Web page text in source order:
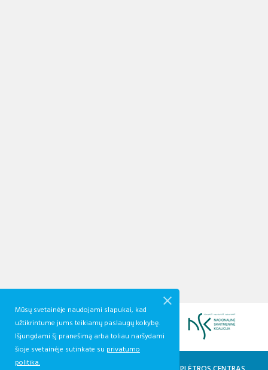
Mūsų svetainėje naudojami slapukai, kad
užtikrintume jums teikiamų paslaugų kokybę.
Išjungdami šį pranešimą arba toliau naršydami
šioje svetainėje sutinkate su privatumo
politika.